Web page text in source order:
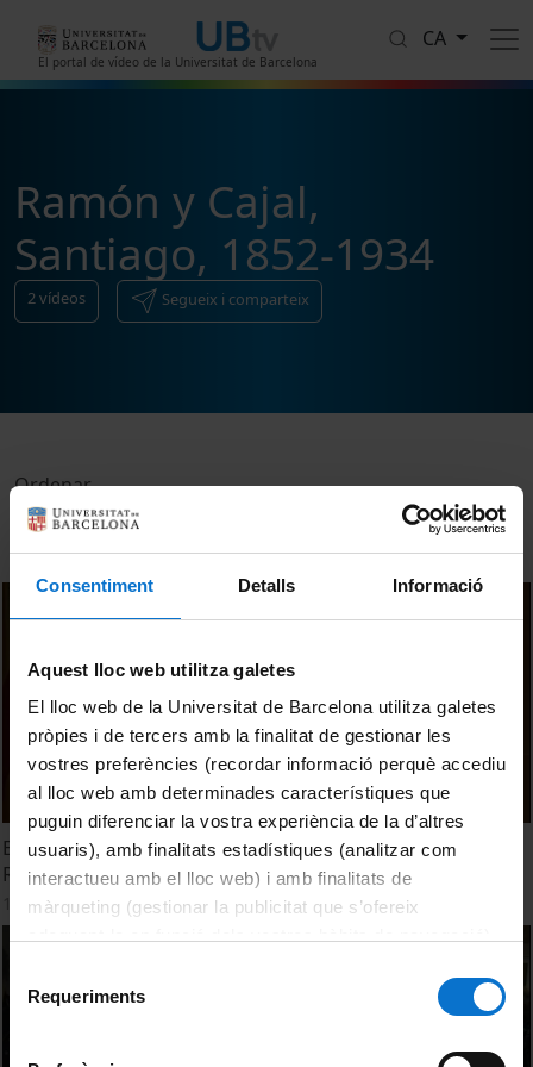
Consentiment Detalls Informació
Aquest lloc web utilitza galetes
El lloc web de la Universitat de Barcelona utilitza galetes
pròpies i de tercers amb la finalitat de gestionar les
vostres preferències (recordar informació perquè accediu
al lloc web amb determinades característiques que
puguin diferenciar la vostra experiència de la d’altres
usuaris), amb finalitats estadístiques (analitzar com
interactueu amb el lloc web) i amb finalitats de
màrqueting (gestionar la publicitat que s’ofereix
consultar laPolítica de galetes del lloc web de la
Requeriments
El portal de vídeo de la Universitat de Barcelona
CA
Ramón y Cajal,
Santiago, 1852-1934
2vídeos Segueix i comparteix
Ordenar
Exposició i jornada commemorativa del Nobel Santiago
Ramón y Cajal (lectura teatralitzada)
12 desembre, 2012